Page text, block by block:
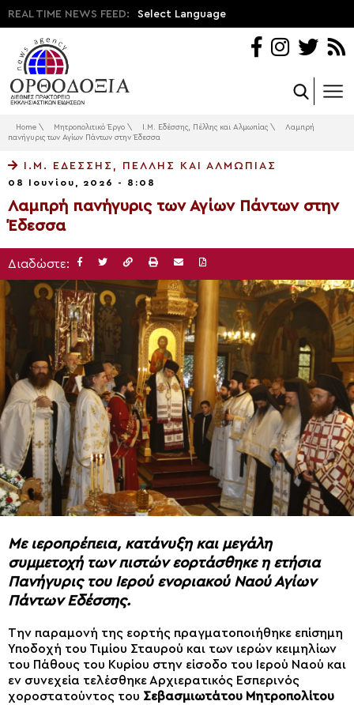
REAL TIME NEWS FEED: Select Language
Home \ Μητροπολιτικό Έργο \ Ι.Μ. Εδέσσης, Πέλλης και Αλμωπίας \
Λαμπρή
πανήγυρις των Αγίων Πάντων στην Έδεσσα
Ι.Μ. ΕΔΈΣΣΗΣ, ΠΈΛΛΗΣ ΚΑΙ ΑΛΜΩΠΊΑΣ
08 Ιουνίου, 2026 - 8:08
Λαμπρή πανήγυρις των Αγίων Πάντων στην
Έδεσσα
Διαδώστε:
Με ιεροπρέπεια, κατάνυξη και μεγάλη
συμμετοχή των πιστών εορτάσθηκε η ετήσια
Πανήγυρις του Ιερού ενοριακού Ναού Αγίων
Πάντων Εδέσσης.
Την παραμονή της εορτής πραγματοποιήθηκε επίσημη
Υποδοχή του Τιμίου Σταυρού και των ιερών κειμηλίων
του Πάθους του Κυρίου στην είσοδο του Ιερού Ναού και
εν συνεχεία τελέσθηκε Αρχιερατικός Εσπερινός
χοροστατούντος του Σεβασμιωτάτου Μητροπολίτου